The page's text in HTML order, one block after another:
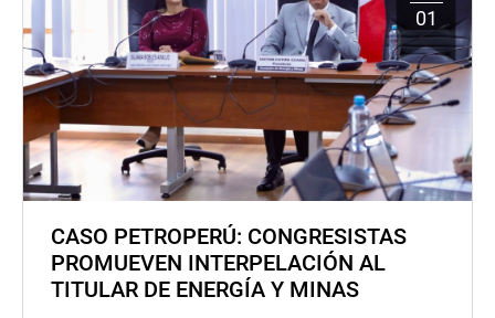
01
CASO PETROPERÚ: CONGRESISTAS
PROMUEVEN INTERPELACIÓN AL
TITULAR DE ENERGÍA Y MINAS